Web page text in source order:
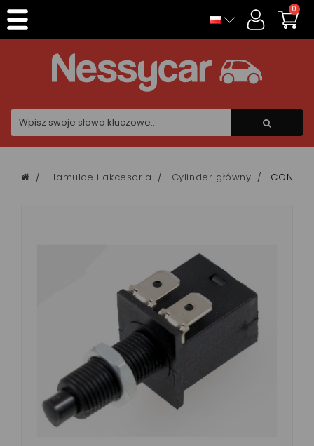
0
Hamulce i akcesoria Cylinder główny
Panel zarządzania plikami cookies